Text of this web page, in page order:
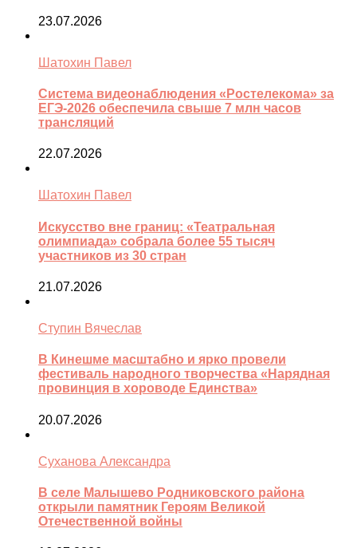
23.07.2026
Шатохин Павел
Система видеонаблюдения «Ростелекома» за
ЕГЭ-2026 обеспечила свыше 7 млн часов
трансляций
22.07.2026
Шатохин Павел
Искусство вне границ: «Театральная
олимпиада» собрала более 55 тысяч
участников из 30 стран
21.07.2026
Ступин Вячеслав
В Кинешме масштабно и ярко провели
фестиваль народного творчества «Нарядная
провинция в хороводе Единства»
20.07.2026
Суханова Александра
В селе Малышево Родниковского района
открыли памятник Героям Великой
Отечественной войны